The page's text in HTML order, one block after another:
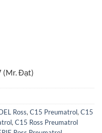
Ross,C15 Preumatrol,C15
,C15 Ross Preumatrol